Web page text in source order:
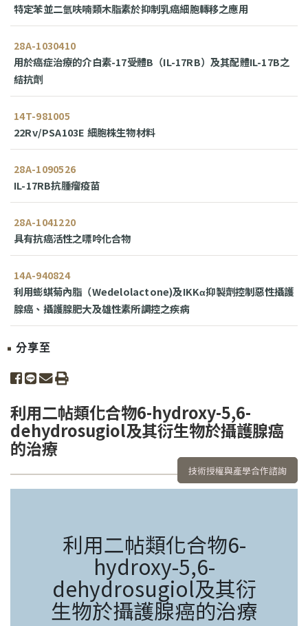
特定苯並二氫呋喃類木脂素於抑制乳癌細胞轉移之應用
28A-1030410
用於癌症治療的介白素-17受體B（IL-17RB）及其配體IL-17B之
結抗劑
14T-981005
22Rv/PSA103E 細胞株生物材料
28A-1090526
IL-17RB抗腫瘤疫苗
28A-1041220
具有抗癌活性之嘌呤化合物
14A-940824
利用蟛蜞菊內脂（Wedelolactone)及IKKα抑製劑控制惡性攝護
腺癌、攝護腺肥大及雄性素所調控之疾病
分享至
share to facebook
share to line
share to email
print
利用二帖類化合物6-hydroxy-5,6-
dehydrosugiol及其衍生物於攝護腺癌
的治療
技術授權與產學合作諮詢
利用二帖類化合物6-
hydroxy-5,6-
dehydrosugiol及其衍
生物於攝護腺癌的治療